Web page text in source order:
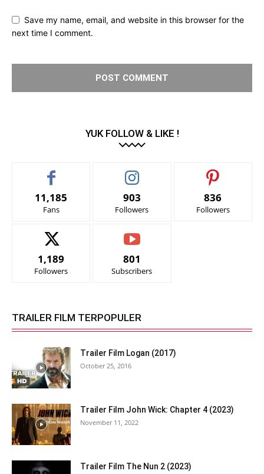
Save my name, email, and website in this browser for the
next time I comment.
YUK FOLLOW & LIKE !
11,185
Fans
903
Followers
836
Followers
1,189
Followers
801
Subscribers
TRAILER FILM TERPOPULER
Trailer Film Logan (2017)
October 25, 2016
Trailer Film John Wick: Chapter 4 (2023)
November 11, 2022
Trailer Film The Nun 2 (2023)